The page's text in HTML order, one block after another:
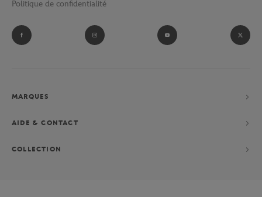
et ramasseurs de balles du tournoi parisien.
Fan absolu de Novak Djokovic ? Laissez-vous tenter par sa
collection performance constituée d’un polo, d’un short et d’une
Politique de confidentialité
MARQUES
AIDE & CONTACT
COLLECTION